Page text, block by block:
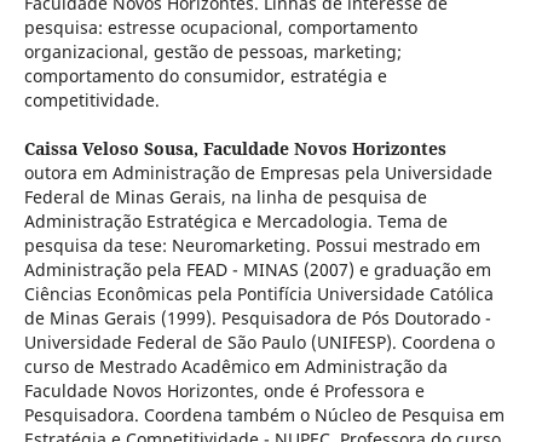
pesquisa: estresse ocupacional, comportamento
organizacional, gestão de pessoas, marketing;
comportamento do consumidor, estratégia e
competitividade.
Caissa Veloso Sousa, Faculdade Novos Horizontes
outora em Administração de Empresas pela Universidade
Federal de Minas Gerais, na linha de pesquisa de
Administração Estratégica e Mercadologia. Tema de
pesquisa da tese: Neuromarketing. Possui mestrado em
Administração pela FEAD - MINAS (2007) e graduação em
Ciências Econômicas pela Pontifícia Universidade Católica
de Minas Gerais (1999). Pesquisadora de Pós Doutorado -
Universidade Federal de São Paulo (UNIFESP). Coordena o
curso de Mestrado Acadêmico em Administração da
Faculdade Novos Horizontes, onde é Professora e
Pesquisadora. Coordena também o Núcleo de Pesquisa em